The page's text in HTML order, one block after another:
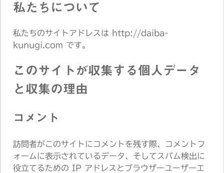
私たちについて
私たちのサイトアドレスは http://daiba-
kunugi.com です。
このサイトが収集する個人データ
と収集の理由
コメント
訪問者がこのサイトにコメントを残す際、コメントフ
ォームに表示されているデータ、そしてスパム検出に
役立てるための IP アドレスとブラウザーユーザーエ